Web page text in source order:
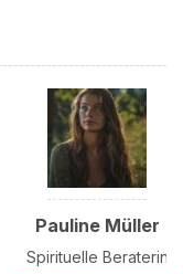
Pauline Müller
Spirituelle Beraterin